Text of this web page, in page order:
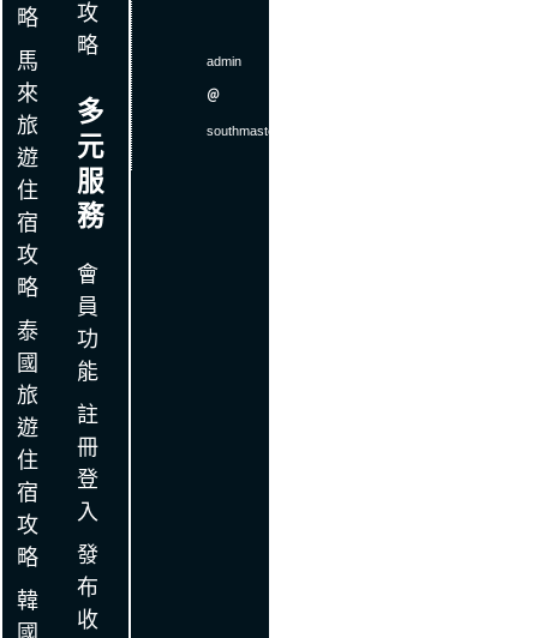
略
馬
來
旅
遊
住
宿
攻
略
泰
國
旅
遊
住
宿
攻
略
韓
攻
略
多
元
服
務
會
員
功
能
註
冊
登
入
發
布
收
admin
＠
southmaster